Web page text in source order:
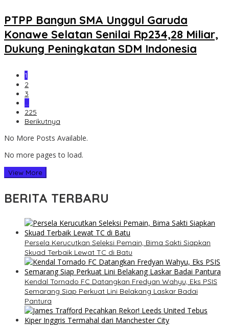
PTPP Bangun SMA Unggul Garuda
Konawe Selatan Senilai Rp234,28 Miliar,
Dukung Peningkatan SDM Indonesia
1
2
3
…
225
Berikutnya
No More Posts Available.
No more pages to load.
View More
BERITA TERBARU
Persela Kerucutkan Seleksi Pemain, Bima Sakti Siapkan
Skuad Terbaik Lewat TC di Batu
Kendal Tornado FC Datangkan Fredyan Wahyu, Eks PSIS
Semarang Siap Perkuat Lini Belakang Laskar Badai
Pantura